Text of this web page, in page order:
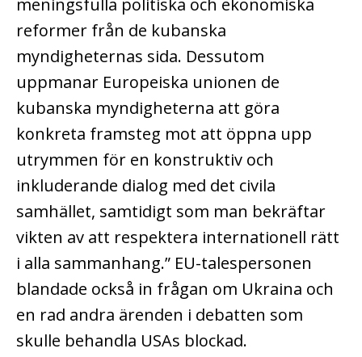
meningsfulla politiska och ekonomiska
reformer från de kubanska
myndigheternas sida. Dessutom
uppmanar Europeiska unionen de
kubanska myndigheterna att göra
konkreta framsteg mot att öppna upp
utrymmen för en konstruktiv och
inkluderande dialog med det civila
samhället, samtidigt som man bekräftar
vikten av att respektera internationell rätt
i alla sammanhang.” EU-talespersonen
blandade också in frågan om Ukraina och
en rad andra ärenden i debatten som
skulle behandla USAs blockad.